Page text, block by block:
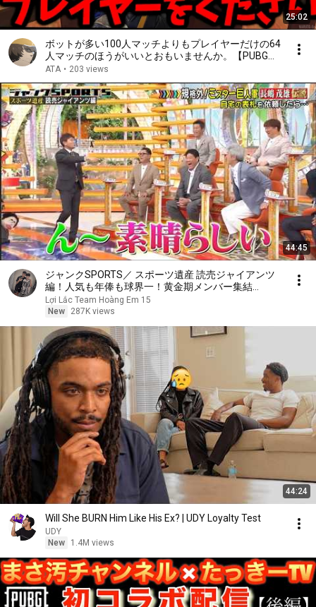
25:02
ボットが多い100人マッチよりもプレイヤーだけの64
人マッチのほうがいいとおもいませんか。【PUBGモ
バイル】
ATA • 203 views
44:45
ジャンクSPORTS／ スポーツ遺産 読売ジャイアンツ
編！人気も年俸も球界一！黄金期メンバー集結
🅵🆄🅻🅻🆂🅷🅾🆆
Lợi Lắc Team Hoàng Em 15
New
287K views
44:24
Will She BURN Him Like His Ex? | UDY Loyalty Test
UDY
New
1.4M views